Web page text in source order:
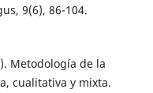
9(6), 86-104.
Metodología de la
cualitativa y mixta.